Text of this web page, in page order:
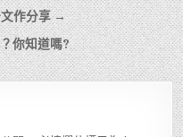
文作分享 →
你知道嗎?